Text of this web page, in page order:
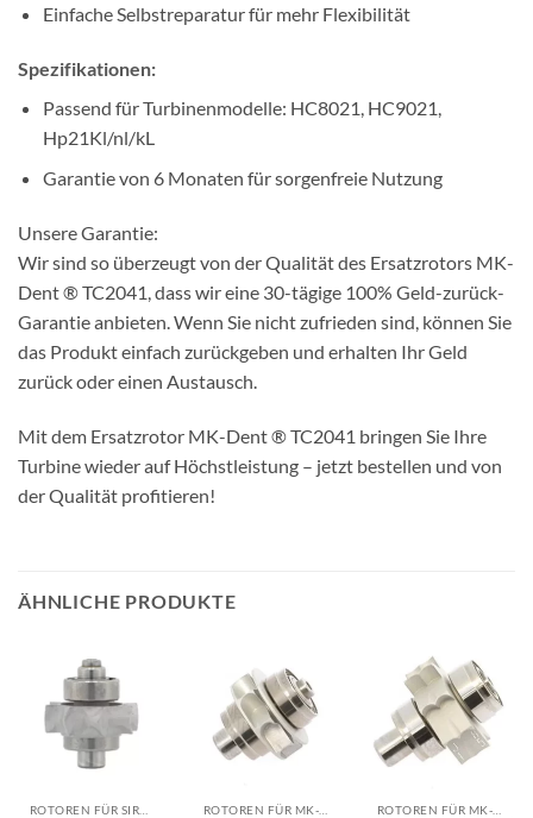
Einfache Selbstreparatur für mehr Flexibilität
Spezifikationen:
Passend für Turbinenmodelle: HC8021, HC9021,
Hp21Kl/nl/kL
Garantie von 6 Monaten für sorgenfreie Nutzung
Unsere Garantie:
Wir sind so überzeugt von der Qualität des Ersatzrotors MK-
Dent ® TC2041, dass wir eine 30-tägige 100% Geld-zurück-
Garantie anbieten. Wenn Sie nicht zufrieden sind, können Sie
das Produkt einfach zurückgeben und erhalten Ihr Geld
zurück oder einen Austausch.
Mit dem Ersatzrotor MK-Dent ® TC2041 bringen Sie Ihre
Turbine wieder auf Höchstleistung – jetzt bestellen und von
der Qualität profitieren!
ÄHNLICHE PRODUKTE